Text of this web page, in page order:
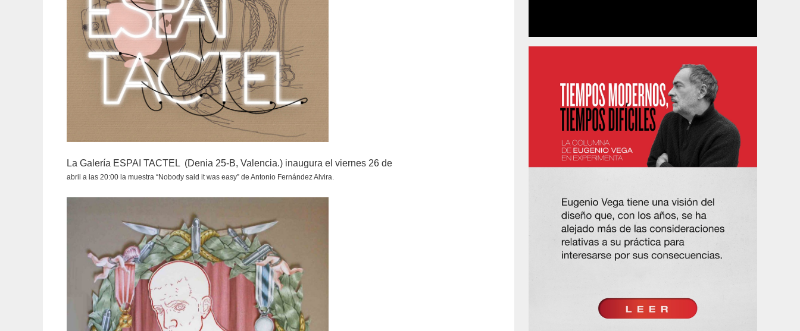
La Galería ESPAI TACTEL (Denia 25-B, Valencia.) inaugura el viernes 26 de
abril a las 20:00 la muestra “Nobody said it was easy” de Antonio Fernández Alvira.